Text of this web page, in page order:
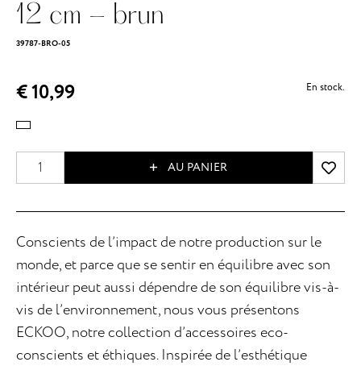
12 cm - brun
39787-BRO-05
€ 10,99 En stock.
AU PANIER
Conscients de l’impact de notre production sur le
monde, et parce que se sentir en équilibre avec son
intérieur peut aussi dépendre de son équilibre vis-à-
vis de l’environnement, nous vous présentons
ECKOO, notre collection d’accessoires eco-
conscients et éthiques. Inspirée de l’esthétique